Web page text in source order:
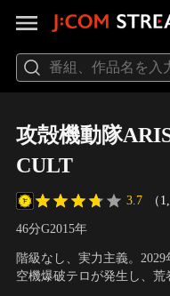
攻殻機動隊
CULT
3.7 （
46分G2015年
階級なし、実力主義。
空機爆破テロが発生し、